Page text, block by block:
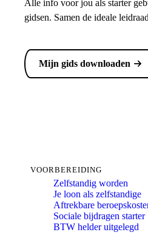
Alle info voor jou als starter
gidsen. Samen de ideale
Mijn gids downloaden
VOORBEREIDING
Zelfstandig worden
Je loon als zelfstandige
Aftrekbare
Sociale bijdragen starter
BTW helder uitgelegd